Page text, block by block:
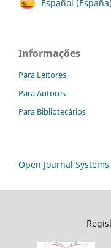
Español (España)
Informações
Para Leitores
Para Autores
Para Bibliotecários
Open Journal Systems